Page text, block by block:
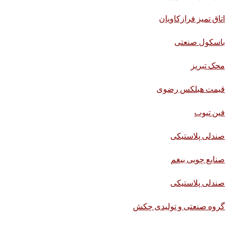
اتاق تمیز فرازکاویان
باسکول صنعتی
محک تبریز
قیمت هبلکس رضوی
فین تیوب
صندلی پلاستیکی
صنایع چوبی بیغم
صندلی پلاستیکی
گروه صنعتی و تولیدی چکش